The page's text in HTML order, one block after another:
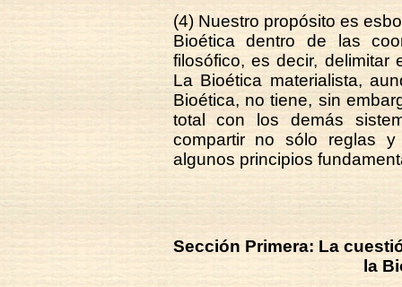
(4) Nuestro propósito es
Bioética dentro de las
filosófico, es decir, delimitar
La Bioética materialista,
Bioética, no tiene, sin
total con los demás
compartir no sólo reglas y
algunos principios
Sección Primera: La
la